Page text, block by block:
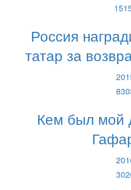
Россия
татар за
Кем был мой